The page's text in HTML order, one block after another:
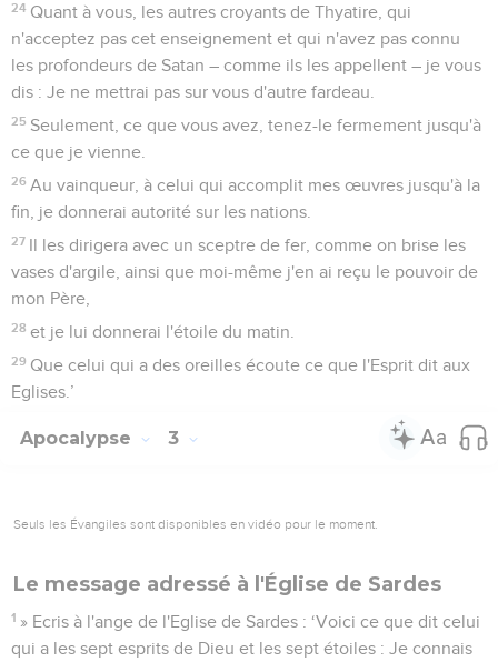
24 Quant à vous, les autres croyants de Thyatire, qui
n'acceptez pas cet enseignement et qui n'avez pas connu
les profondeurs de Satan – comme ils les appellent – je vous
dis : Je ne mettrai pas sur vous d'autre fardeau.
25 Seulement, ce que vous avez, tenez-le fermement jusqu'à
ce que je vienne.
26 Au vainqueur, à celui qui accomplit mes œuvres jusqu'à la
fin, je donnerai autorité sur les nations.
27 Il les dirigera avec un sceptre de fer, comme on brise les
vases d'argile, ainsi que moi-même j'en ai reçu le pouvoir de
mon Père,
28 et je lui donnerai l'étoile du matin.
29 Que celui qui a des oreilles écoute ce que l'Esprit dit aux
Eglises.’
Apocalypse 3
Seuls les Évangiles sont disponibles en vidéo pour le moment.
Le message adressé à l'Église de Sardes
1 » Ecris à l'ange de l'Eglise de Sardes : ‘Voici ce que dit celui
qui a les sept esprits de Dieu et les sept étoiles : Je connais